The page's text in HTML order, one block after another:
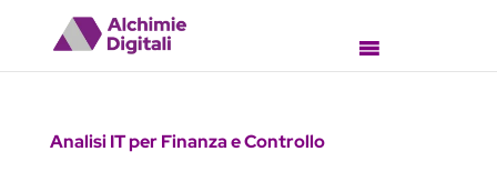
Analisi IT per Finanza e Controllo